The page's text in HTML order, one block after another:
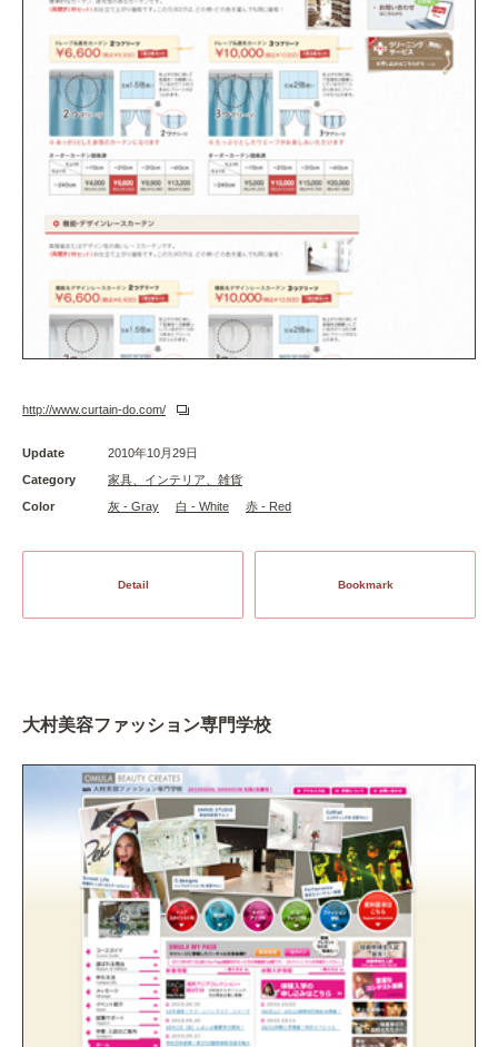
http://www.curtain-do.com/
Update
2010年10月29日
Category
家具、インテリア、雑貨
Color
灰 - Gray 白 - White 赤 - Red
Detail Bookmark
大村美容ファッション専門学校